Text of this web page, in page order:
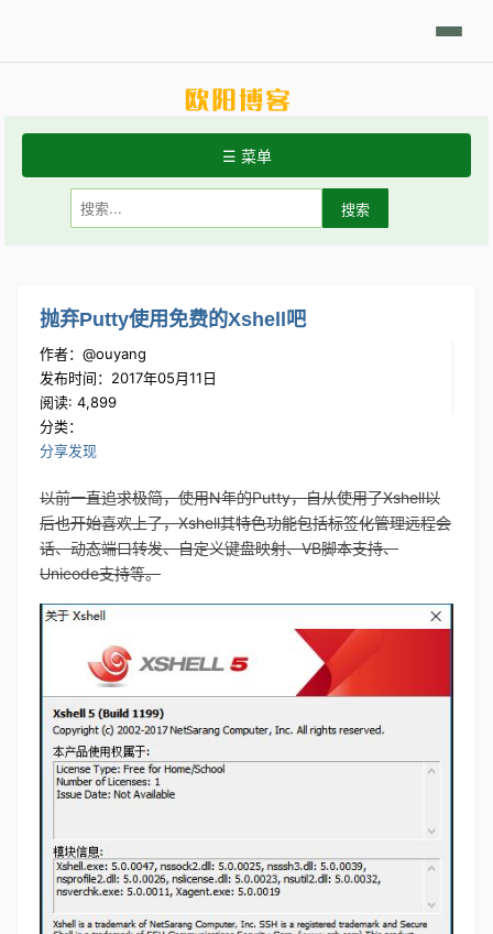
日积月累Linux摘要技术相关学习笔记代码开发分享发现
☰ 菜单
常用Linux命令
抛弃Putty使用免费的Xshell吧
作者：@ouyang
发布时间：2017年05月11日
阅读: 4,899
分类：
分享发现
以前一直追求极简，使用N年的Putty，自从使用了Xshell以
后也开始喜欢上了，Xshell其特色功能包括标签化管理远程会
话、动态端口转发、自定义键盘映射、VB脚本支持、
Unicode支持等。